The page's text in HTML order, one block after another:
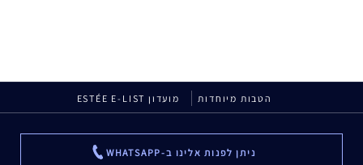
הטבות מיוחדות מועדון ESTÉE E-LIST
ניתן לפנות אלינו ב-WHATSAPP ...